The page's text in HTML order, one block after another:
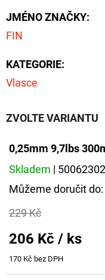
JMÉNO ZNAČKY:
FIN
KATEGORIE:
Vlasce
ZVOLTE VARIANTU
0,25mm 9,7lbs
Skladem |
Můžeme doručit do:
229 Kč
206 Kč / ks
170 Kč bez DPH